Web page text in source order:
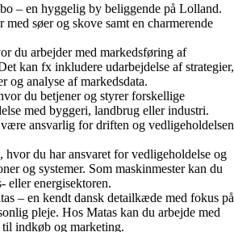
– en hyggelig by beliggende på Lolland.
søer og skove samt en charmerende
du arbejder med markedsføring af
kan fx inkludere udarbejdelse af strategier,
og analyse af markedsdata.
du betjener og styrer forskellige
med byggeri, landbrug eller industri.
ansvarlig for driften og vedligeholdelsen
hvor du har ansvaret for vedligeholdelse og
og systemer. Som maskinmester kan du
eller energisektoren.
– en kendt dansk detailkæde med fokus på
pleje. Hos Matas kan du arbejde med
indkøb og marketing.